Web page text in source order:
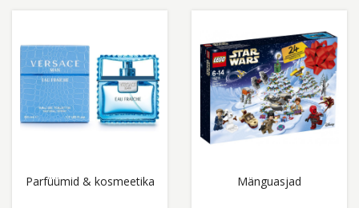
Parfüümid & kosmeetika Mänguasjad